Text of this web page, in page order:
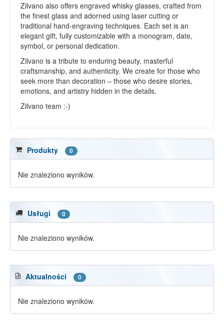
Zilvano also offers engraved whisky glasses, crafted from
the finest glass and adorned using laser cutting or
traditional hand-engraving techniques. Each set is an
elegant gift, fully customizable with a monogram, date,
symbol, or personal dedication.
Zilvano is a tribute to enduring beauty, masterful
craftsmanship, and authenticity. We create for those who
seek more than decoration – those who desire stories,
emotions, and artistry hidden in the details.
Zilvano team :-)
Produkty 0
Nie znaleziono wyników.
Usługi 0
Nie znaleziono wyników.
Aktualności 0
Nie znaleziono wyników.